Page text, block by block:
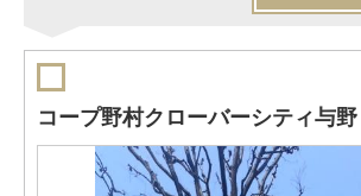
コープ野村クローバーシティ与